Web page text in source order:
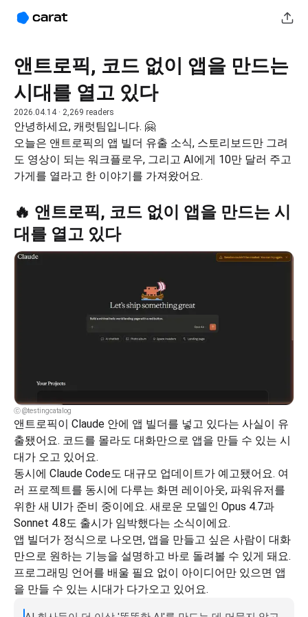
앤트로픽, 코드 없이 앱을 만드는
시대를 열고 있다
2026.04.14· 2,269 readers
안녕하세요, 캐럿팀입니다. 🤗
오늘은 앤트로픽의 앱 빌더 유출 소식, 스토리보드만 그려
도 영상이 되는 워크플로우, 그리고 AI에게 10만 달러 주고
가게를 열라고 한 이야기를 가져왔어요.
🔥 앤트로픽, 코드 없이 앱을 만드는 시
대를 열고 있다
ⓒ @testingcatalog
앤트로픽이 Claude 안에 앱 빌더를 넣고 있다는 사실이 유
출됐어요. 코드를 몰라도 대화만으로 앱을 만들 수 있는 시
대가 오고 있어요.
동시에 Claude Code도 대규모 업데이트가 예고됐어요. 여
러 프로젝트를 동시에 다루는 화면 레이아웃, 파워유저를
위한 새 UI가 준비 중이에요. 새로운 모델인 Opus 4.7과
Sonnet 4.8도 출시가 임박했다는 소식이에요.
앱 빌더가 정식으로 나오면, 앱을 만들고 싶은 사람이 대화
만으로 원하는 기능을 설명하고 바로 돌려볼 수 있게 돼요.
프로그래밍 언어를 배울 필요 없이 아이디어만 있으면 앱
을 만들 수 있는 시대가 다가오고 있어요.